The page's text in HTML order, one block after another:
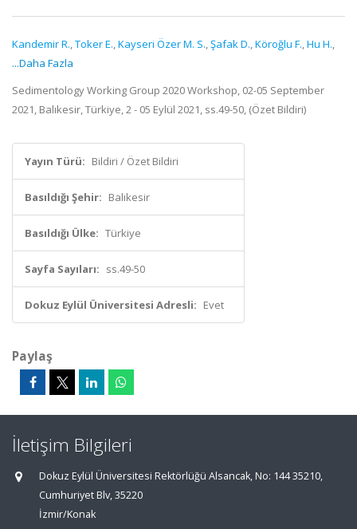
Kandemir R.,Toker E.,Kayseri Özer M. S.,Şafak D.,Köroğlu F.,Hu H.,
...Daha Fazla
Sedimentology Working Group 2020 Workshop, 02-05 September
2021, Balıkesir, Türkiye, 2 - 05 Eylül 2021, ss.49-50, (Özet Bildiri)
Yayın Türü: Bildiri / Özet Bildiri
Basıldığı Şehir: Balıkesir
Basıldığı Ülke: Türkiye
Sayfa Sayıları: ss.49-50
Dokuz Eylül Üniversitesi Adresli: Evet
Paylaş
İletişim Bilgileri
Dokuz Eylül Üniversitesi Rektörlüğü Alsancak, No: 144 35210,
Cumhuriyet Blv, 35220
İzmir/Konak